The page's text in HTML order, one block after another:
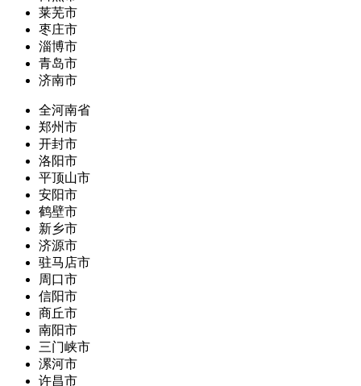
莱芜市
枣庄市
淄博市
青岛市
济南市
全河南省
郑州市
开封市
洛阳市
平顶山市
安阳市
鹤壁市
新乡市
济源市
驻马店市
周口市
信阳市
商丘市
南阳市
三门峡市
漯河市
许昌市